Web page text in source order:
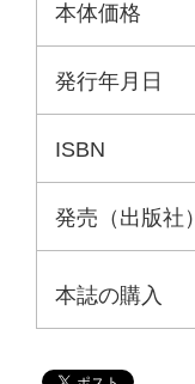
本体価格
発行年月日
ISBN
発売（出版社）
本誌の購入